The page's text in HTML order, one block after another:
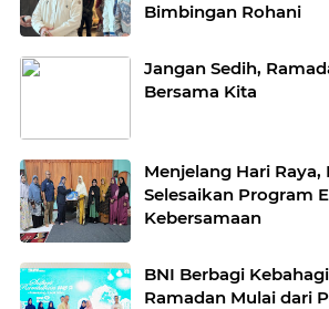
Bimbingan Rohani
Jangan Sedih,
Bersama Kita
Menjelang Hari Raya,
Selesaikan Program
Kebersamaan
BNI Berbagi
Ramadan Mulai dari